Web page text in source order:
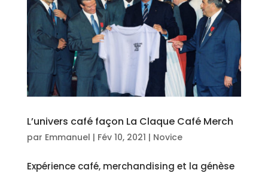
L’univers café façon La Claque Café Merch
par Emmanuel | Fév 10, 2021 | Novice
Expérience café, merchandising et la génèse